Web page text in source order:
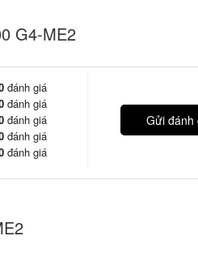
G4-ME2
đánh giá
đánh giá
đánh giá
đánh giá
đánh giá
Gửi đánh